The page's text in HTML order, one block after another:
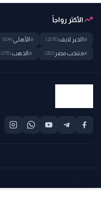
trending_upالأكثر رواجاً
# الخبر لايف(2078)
#الأهلي(834)
#منتخب مصر (282)
#الذهب (278)